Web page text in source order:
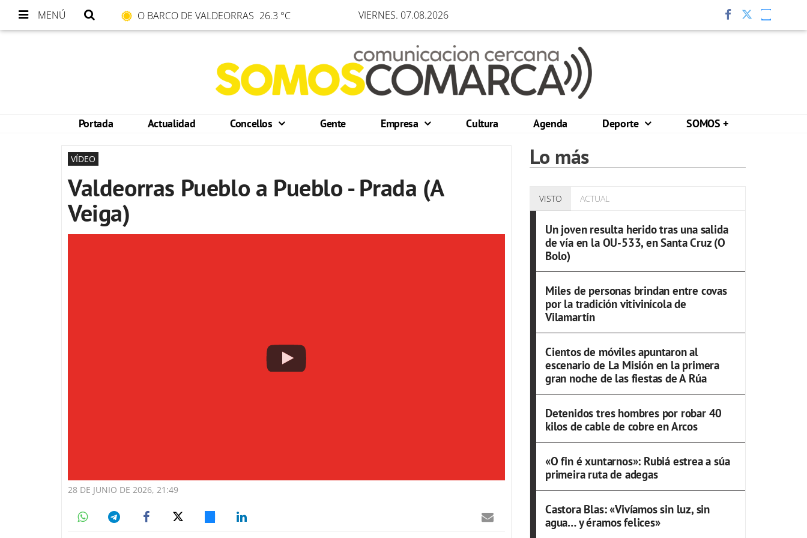
MENÚ O BARCO DE VALDEORRAS 26.3 °C VIERNES. 07.08.2026
Portada Actualidad Concellos Gente Empresa Cultura Agenda Deporte SOMOS +
VÍDEO
Valdeorras Pueblo a Pueblo - Prada (A
Veiga)
28 DE JUNIO DE 2026, 21:49
Lo más
VISTO ACTUAL
Un joven resulta herido tras una salida
de vía en la OU-533, en Santa Cruz (O
Bolo)
Miles de personas brindan entre covas
por la tradición vitivinícola de
Vilamartín
Cientos de móviles apuntaron al
escenario de La Misión en la primera
gran noche de las fiestas de A Rúa
Detenidos tres hombres por robar 40
kilos de cable de cobre en Arcos
«O fin é xuntarnos»: Rubiá estrea a súa
primeira ruta de adegas
Castora Blas: «Vivíamos sin luz, sin
agua… y éramos felices»